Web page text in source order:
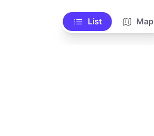
List Map